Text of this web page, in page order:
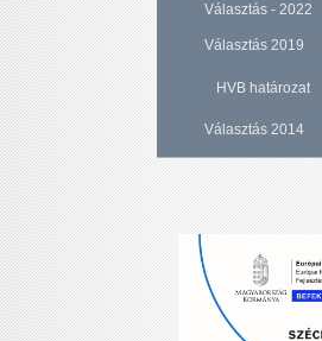
Választás - 2022
Választás 2019
HVB határozat
Választás 2014